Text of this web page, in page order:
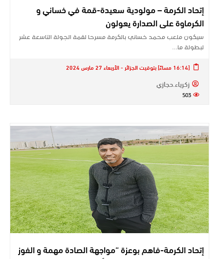
إتحاد الكرمة – مولودية سعيدة-قمة في خساني و
الكرماوة على الصدارة يعولون
سيكون ملعب محمد خساني بالكرمة مسرحا لقمة الجولة التاسعة عشر
لبطولة ما…
[16:14 مساءً] بتوقيت الجزائر - الأربعاء 27 مارس 2024
زكرياء.حجازي
503
إتحاد الكرمة-فاهم بوعزة “مواجهة الصادة مهمة و الفوز